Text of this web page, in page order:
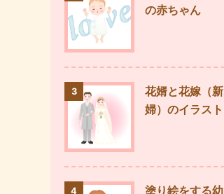
の赤ちゃん
3
花婿と花嫁（
婦）のイラスト
4 塗り絵をする